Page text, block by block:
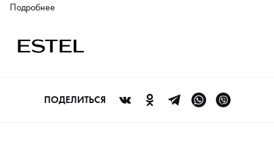
пряди всегда будут радовать своим естественным сиянием и
воздействий окружающей среды.
Подробнее
ПОДЕЛИТЬСЯ